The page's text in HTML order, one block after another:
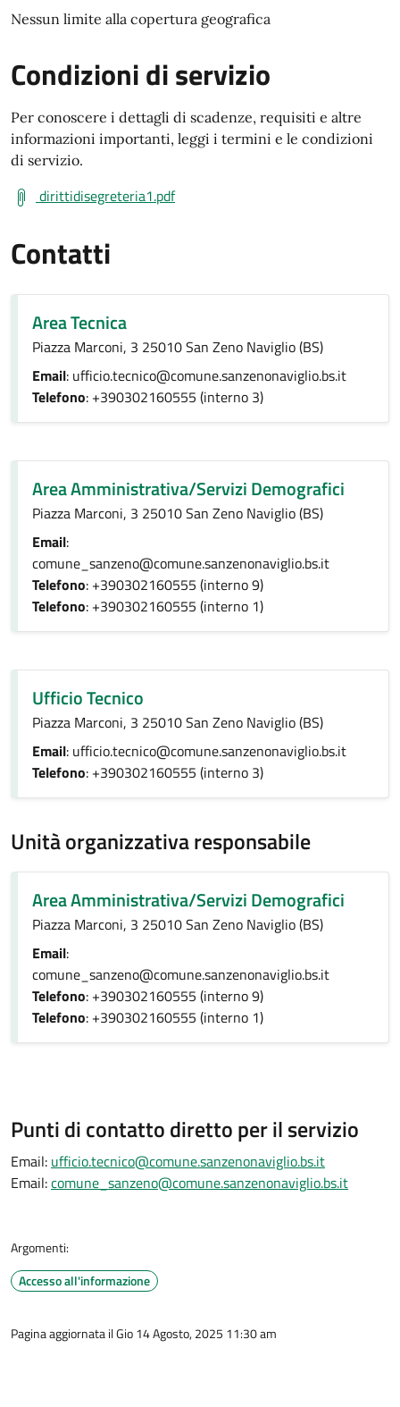
Nessun limite alla copertura geografica
Condizioni di servizio
Per conoscere i dettagli di scadenze, requisiti e altre
informazioni importanti, leggi i termini e le condizioni
di servizio.
dirittidisegreteria1.pdf
Contatti
Area Tecnica
Piazza Marconi, 3 25010 San Zeno Naviglio (BS)
Email: ufficio.tecnico@comune.sanzenonaviglio.bs.it
Telefono: +390302160555 (interno 3)
Area Amministrativa/Servizi Demografici
Piazza Marconi, 3 25010 San Zeno Naviglio (BS)
Email:
comune_sanzeno@comune.sanzenonaviglio.bs.it
Telefono: +390302160555 (interno 9)
Telefono: +390302160555 (interno 1)
Ufficio Tecnico
Piazza Marconi, 3 25010 San Zeno Naviglio (BS)
Email: ufficio.tecnico@comune.sanzenonaviglio.bs.it
Telefono: +390302160555 (interno 3)
Unità organizzativa responsabile
Area Amministrativa/Servizi Demografici
Piazza Marconi, 3 25010 San Zeno Naviglio (BS)
Email:
comune_sanzeno@comune.sanzenonaviglio.bs.it
Telefono: +390302160555 (interno 9)
Telefono: +390302160555 (interno 1)
Punti di contatto diretto per il servizio
Email: ufficio.tecnico@comune.sanzenonaviglio.bs.it
Email:comune_sanzeno@comune.sanzenonaviglio.bs.it
Argomenti:
Accesso all'informazione
Pagina aggiornata il Gio 14 Agosto, 2025 11:30 am